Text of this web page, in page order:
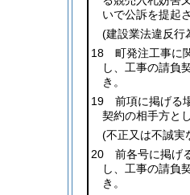
いで公訴を提起
(建設業法違反行
18 町発注工事に
し、工事の請負
き。
19 前項に掲げる
契約の相手方と
(不正又は不誠実
20 前各号に掲げ
し、工事の請負
き。